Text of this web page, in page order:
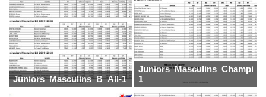
Juniors_Masculins_B_All-1
1